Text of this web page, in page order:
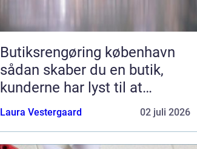
Butiksrengøring københavn
sådan skaber du en butik,
kunderne har lyst til at
komme tilbage til
Laura Vestergaard 02 juli 2026